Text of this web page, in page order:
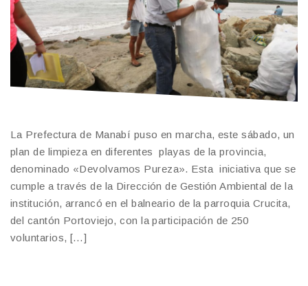
La Prefectura de Manabí puso en marcha, este sábado, un
plan de limpieza en diferentes playas de la provincia,
denominado «Devolvamos Pureza». Esta iniciativa que se
cumple a través de la Dirección de Gestión Ambiental de la
institución, arrancó en el balneario de la parroquia Crucita,
del cantón Portoviejo, con la participación de 250
voluntarios, […]